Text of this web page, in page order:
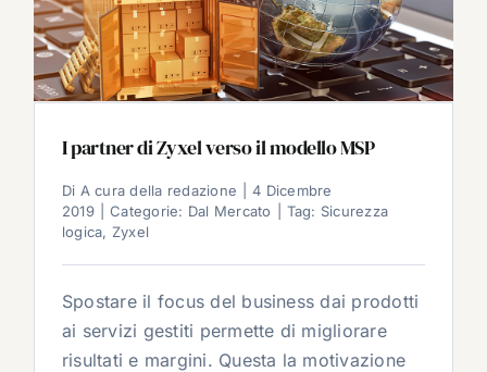
I partner di Zyxel verso il modello MSP
Di A cura della redazione
4 Dicembre
2019
Categorie: Dal Mercato Tag: Sicurezza
logica, Zyxel
Spostare il focus del business dai prodotti
ai servizi gestiti permette di migliorare
risultati e margini. Questa la motivazione